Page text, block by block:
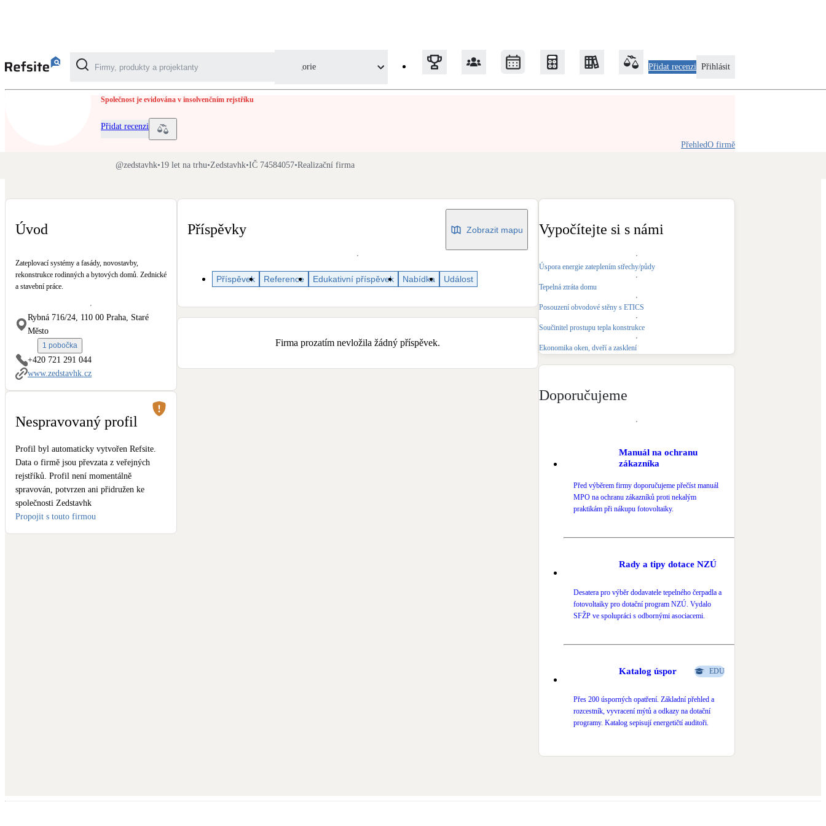
Kategorie Přidat recenzi Přihlásit
Na přípravu teplé vody i přitápění Tepelná čerpadla na chlazení
Rekonstrukce
Kotle Bateriové úložiště
Novostavby
Žaluzie, markýzy, pergoly Šedá i černá odpadní voda
Kamna / krby
LED osvětlení
Vnitřní i venkovní Vegetační střechy
Větrné elektrárny
Zedstavhk
Společnost je evidována v insolvenčním rejstříku
Přidat recenzi
PřehledO firmě
@zedstavhk•19 let na trhu•Zedstavhk•IČ 74584057•Realizační firma
Úvod
Zateplovací systémy a fasády, novostavby,
rekonstrukce rodinných a bytových domů. Zednické
a stavební práce.
Rybná 716/24, 110 00 Praha, Staré
Město
1 pobočka
+420 721 291 044
www.zedstavhk.cz
Nespravovaný profil
Profil byl automaticky vytvořen Refsite.
Data o firmě jsou převzata z veřejných
rejstříků. Profil není momentálně
spravován, potvrzen ani přidružen ke
společnosti Zedstavhk
Propojit s touto firmou
Příspěvky Zobrazit mapu
Příspěvek Reference Edukativní příspěvek Nabídka Událost
Firma prozatím nevložila žádný příspěvek.
Vypočítejte si s námi
Úspora energie zateplením střechy/půdy
Tepelná ztráta domu
Posouzení obvodové stěny s ETICS
Součinitel prostupu tepla konstrukce
Ekonomika oken, dveří a zasklení
Doporučujeme
Manuál na ochranu
zákazníka
Před výběrem firmy doporučujeme přečíst manuál
MPO na ochranu zákazníků proti nekalým
praktikám při nákupu fotovoltaiky.
Rady a tipy dotace NZÚ
Desatera pro výběr dodavatele tepelného čerpadla a
fotovoltaiky pro dotační program NZÚ. Vydalo
SFŽP ve spolupráci s odbornými asociacemi.
Katalog úspor EDU
Přes 200 úsporných opatření. Základní přehled a
rozcestník, vyvracení mýtů a odkazy na dotační
programy. Katalog sepisují energetičtí auditoři.